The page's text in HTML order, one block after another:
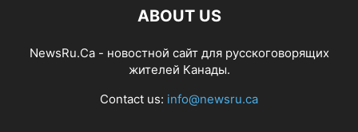
ABOUT US
NewsRu.Ca - новостной сайт для русскоговорящих
жителей Канады.
Contact us: info@newsru.ca